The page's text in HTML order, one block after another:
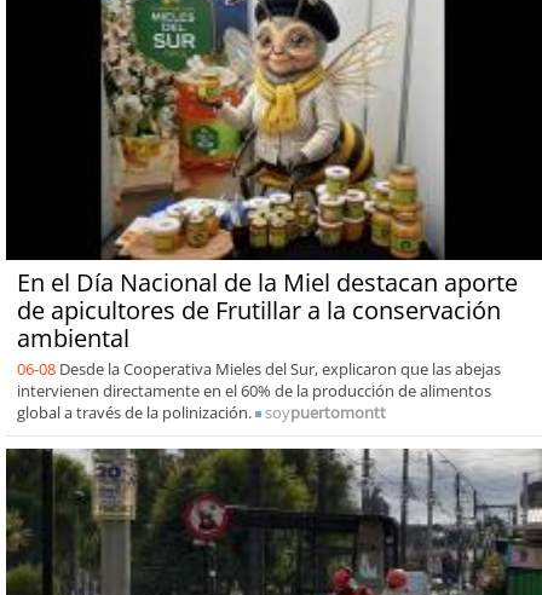
En el Día Nacional de la Miel destacan aporte
de apicultores de Frutillar a la conservación
ambiental
06-08 Desde la Cooperativa Mieles del Sur, explicaron que las abejas
intervienen directamente en el 60% de la producción de alimentos
global a través de la polinización.
soypuertomontt